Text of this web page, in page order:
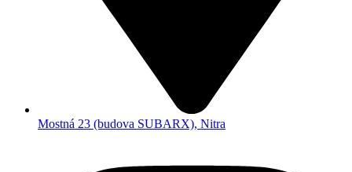
Mostná 23 (budova SUBARX), Nitra